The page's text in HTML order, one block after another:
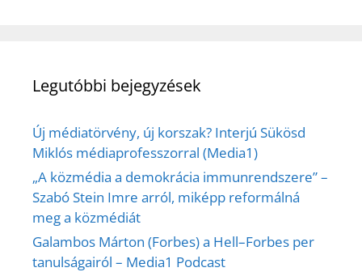
Legutóbbi bejegyzések
Új médiatörvény, új korszak? Interjú Sükösd
Miklós médiaprofesszorral (Media1)
„A közmédia a demokrácia immunrendszere” –
Szabó Stein Imre arról, miképp reformálná
meg a közmédiát
Galambos Márton (Forbes) a Hell–Forbes per
tanulságairól – Media1 Podcast